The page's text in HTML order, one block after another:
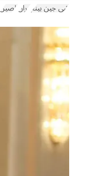
شي جين بينغ إيرانالصين